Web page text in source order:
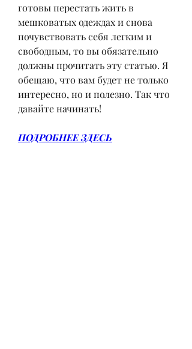
готовы перестать жить в
мешковатых одеждах и снова
почувствовать себя легким и
свободным, то вы обязательно
должны прочитать эту статью. Я
обещаю, что вам будет не только
интересно, но и полезно. Так что
давайте начинать!
ПОДРОБНЕЕ ЗДЕСЬ